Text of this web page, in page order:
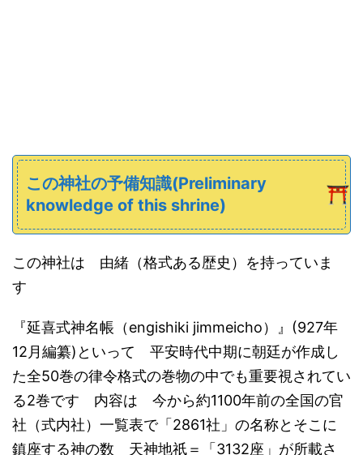
この神社の予備知識(Preliminary
knowledge of this shrine)
この神社は 由緒（格式ある歴史）を持っていま
す
『延喜式神名帳 （engishiki jimmeicho）
』(927年
12月編纂)といって 平安時代中期に朝廷が作成し
た全50巻の律令格式の巻物の中でも重要視されてい
る2巻です 内容は 今から約1100年前の全国の官
社（式内社）一覧表で「2861社」の名称とそこに
鎮座する神の数 天神地祇＝「3132座」が所載さ